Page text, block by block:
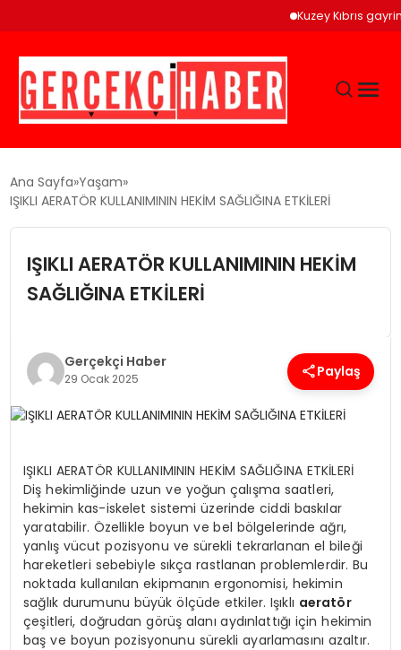
Kuzey Kıbrıs
GÜNCEL
EĞITIM
EKONOMI
SAĞLIK
TEKNOLOJI
YAŞAM
Ana Sayfa Yaşam
IŞIKLI AERATÖR KULLANIMININ HEKİM SAĞLIĞINA ETKİLERİ
IŞIKLI AERATÖR KULLANIMININ HEKİM
SAĞLIĞINA ETKİLERİ
Gerçekçi Haber
29 Ocak 2025 Paylaş
IŞIKLI AERATÖR KULLANIMININ HEKİM SAĞLIĞINA ETKİLERİ
Diş hekimliğinde uzun ve yoğun çalışma saatleri,
hekimin kas-iskelet sistemi üzerinde ciddi baskılar
yaratabilir. Özellikle boyun ve bel bölgelerinde ağrı,
yanlış vücut pozisyonu ve sürekli tekrarlanan el bileği
hareketleri sebebiyle sıkça rastlanan problemlerdir. Bu
noktada kullanılan ekipmanın ergonomisi, hekimin
sağlık durumunu büyük ölçüde etkiler. Işıklı aeratör
çeşitleri, doğrudan görüş alanı aydınlattığı için hekimin
baş ve boyun pozisyonunu sürekli ayarlamasını azaltır.